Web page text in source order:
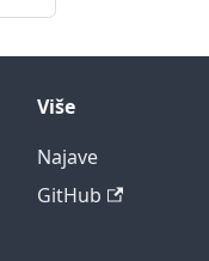
Više
Najave
GitHub